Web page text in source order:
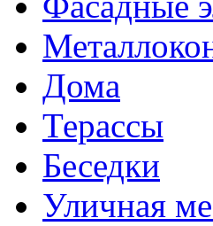
Дома
Терассы
Беседки
Уличная